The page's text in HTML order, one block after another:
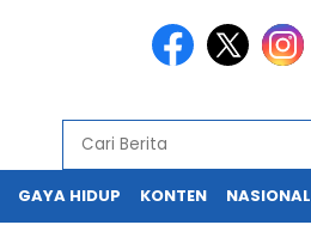
GAYA HIDUP KONTEN NASIONAL